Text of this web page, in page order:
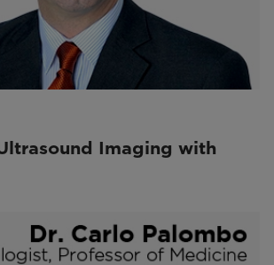
Imaging with